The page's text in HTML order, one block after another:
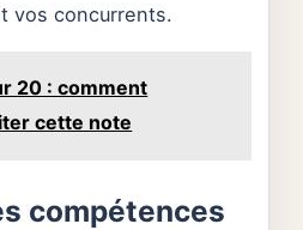
vos concurrents.
20 : comment
cette note
compétences